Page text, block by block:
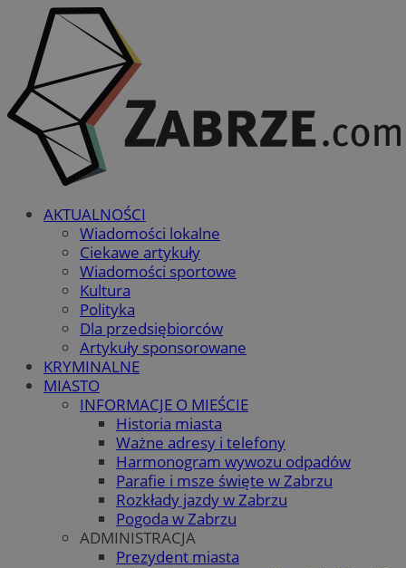
AKTUALNOŚCI
Wiadomości lokalne
Ciekawe artykuły
Wiadomości sportowe
Kultura
Polityka
Dla przedsiębiorców
Artykuły sponsorowane
KRYMINALNE
MIASTO
INFORMACJE O MIEŚCIE
Historia miasta
Ważne adresy i telefony
Harmonogram wywozu odpadów
Parafie i msze święte w Zabrzu
Rozkłady jazdy w Zabrzu
Pogoda w Zabrzu
ADMINISTRACJA
Prezydent miasta